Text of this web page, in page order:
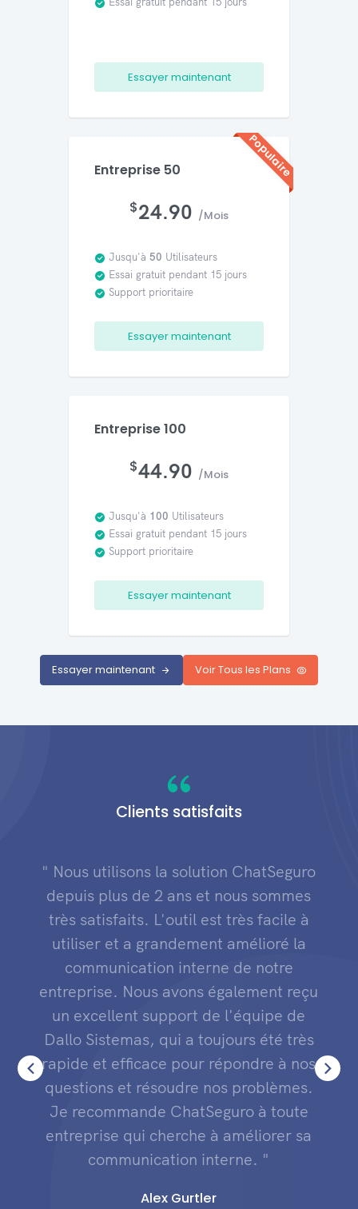
Essayer maintenant
Populaire
Entreprise 50
$24.90 /Mois
Jusqu'à 50 Utilisateurs
Essai gratuit pendant 15 jours
Support prioritaire
Essayer maintenant
Entreprise 100
$44.90 /Mois
Jusqu'à 100 Utilisateurs
Essai gratuit pendant 15 jours
Support prioritaire
Essayer maintenant
Essayer maintenant Voir Tous les Plans
Clients satisfaits
" Nous utilisons la solution ChatSeguro
depuis plus de 2 ans et nous sommes
très satisfaits. L'outil est très facile à
utiliser et a grandement amélioré la
communication interne de notre
entreprise. Nous avons également reçu
un excellent support de l'équipe de
Dallo Sistemas, qui a toujours été très
rapide et efficace pour répondre à nos
questions et résoudre nos problèmes.
Je recommande ChatSeguro à toute
entreprise qui cherche à améliorer sa
communication interne. "
Alex Gurtler